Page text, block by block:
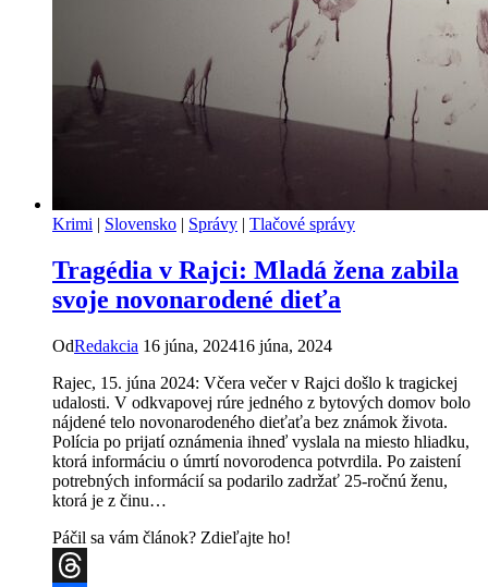
Krimi | Slovensko | Správy | Tlačové správy
Tragédia v Rajci: Mladá žena zabila
svoje novonarodené dieťa
OdRedakcia 16 júna, 202416 júna, 2024
Rajec, 15. júna 2024: Včera večer v Rajci došlo k tragickej
udalosti. V odkvapovej rúre jedného z bytových domov bolo
nájdené telo novonarodeného dieťaťa bez známok života.
Polícia po prijatí oznámenia ihneď vyslala na miesto hliadku,
ktorá informáciu o úmrtí novorodenca potvrdila. Po zaistení
potrebných informácií sa podarilo zadržať 25-ročnú ženu,
ktorá je z činu…
Páčil sa vám článok? Zdieľajte ho!